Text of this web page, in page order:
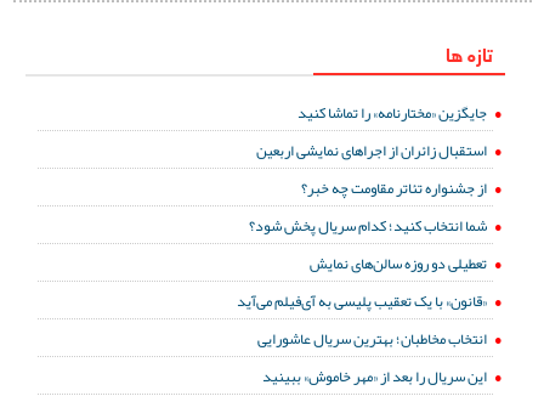
تازه ها
جایگزین «مختارنامه» را تماشا کنید
استقبال زائران از اجراهای نمایشی اربعین
از جشنواره تئاتر مقاومت چه خبر؟
شما انتخاب کنید؛ کدام سریال پخش شود؟
تعطیلی دو روزه سالن‌های نمایش
«قانون» با یک تعقیب پلیسی به آی‌فیلم می‌آید
انتخاب مخاطبان؛ بهترین سریال عاشورایی
این سریال را بعد از «مهر خاموش» ببینید